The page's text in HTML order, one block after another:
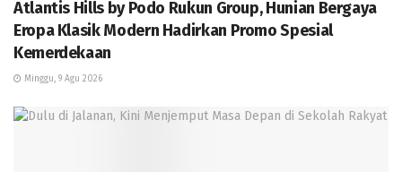
Atlantis Hills by Podo Rukun Group, Hunian Bergaya
Eropa Klasik Modern Hadirkan Promo Spesial
Kemerdekaan
Minggu, 9 Agu 2026